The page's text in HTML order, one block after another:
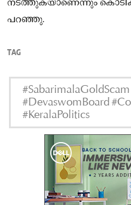
നടത്തുകയാണെന്നും
പറഞ്ഞു.
TAG
#DevaswomBoard
#KeralaPolitics